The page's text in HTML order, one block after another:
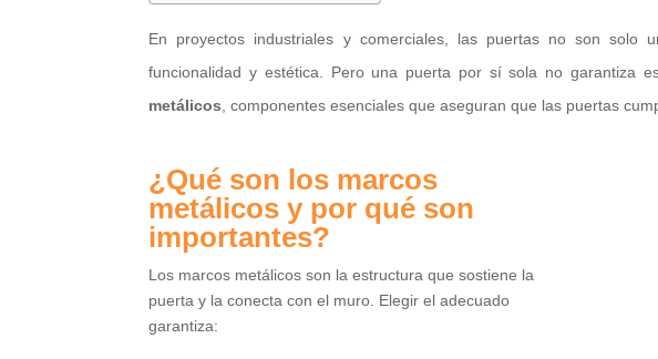
En proyectos industriales y comerciales, las puertas no son solo
funcionalidad y estética. Pero una puerta por sí sola no garantiza
metálicos , componentes esenciales que aseguran que las puertas
¿Qué son los marcos
metálicos y por qué son
importantes?
Los marcos metálicos son la estructura que sostiene la
puerta y la conecta con el muro. Elegir el adecuado
garantiza: